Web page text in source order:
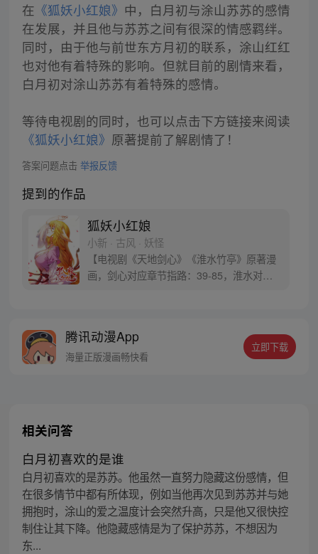
在 《狐妖小红娘》 中，白月初与涂山苏苏的感情
在发展，并且他与苏苏之间有很深的情感羁绊。
同时，由于他与前世东方月初的联系，涂山红红
也对他有着特殊的影响。但就目前的剧情来看，
白月初对涂山苏苏有着特殊的感情。
等待电视剧的同时，也可以点击下方链接来阅读
《狐妖小红娘》 原著提前了解剧情了！
答案问题点击 举报反馈
提到的作品
狐妖小红娘
小新 · 古风 · 妖怪
【电视剧《天地剑心》《淮水竹亭》原著漫
画，剑心对应章节指路：39-85，淮水对应
腾讯动漫App
海量正版漫画畅快看
立即下载
相关问答
白月初喜欢的是谁
白月初喜欢的是苏苏。他虽然一直努力隐藏这份感情，但
在很多情节中都有所体现，例如当他再次见到苏苏并与她
拥抱时，涂山的爱之温度计会突然升高，只是他又很快控
制住让其下降。他隐藏感情是为了保护苏苏，不想因为
东...